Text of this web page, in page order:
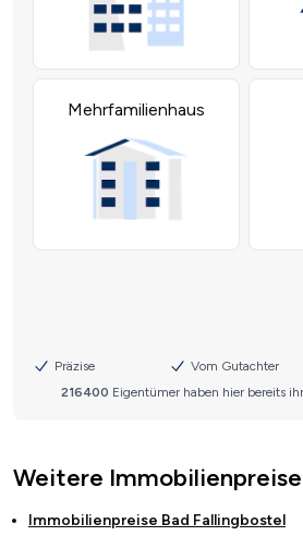
Weitere
Immobilienpreise Bad Fallingbostel